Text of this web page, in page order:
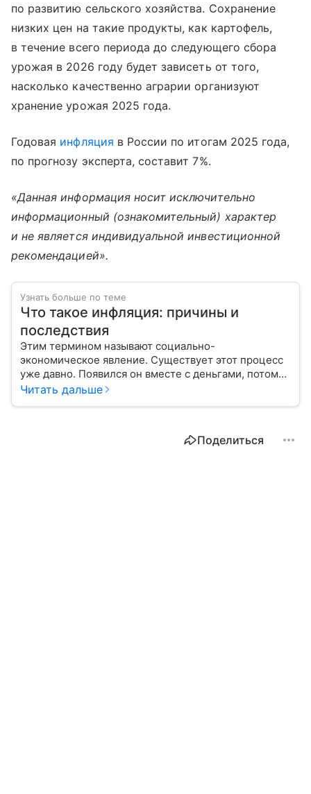
по развитию сельского хозяйства. Сохранение
низких цен на такие продукты, как картофель,
в течение всего периода до следующего сбора
урожая в 2026 году будет зависеть от того,
насколько качественно аграрии организуют
хранение урожая 2025 года.
Годовая инфляция в России по итогам 2025 года,
по прогнозу эксперта, составит 7%.
«Данная информация носит исключительно
информационный (ознакомительный) характер
и не является индивидуальной инвестиционной
рекомендацией».
Узнать больше по теме
Что такое инфляция: причины и
последствия
Этим термином называют социально-
экономическое явление. Существует этот процесс
уже давно. Появился он вместе с деньгами, потому
что эти составляющие неразрывно связаны друг с
Читать дальше
Поделиться